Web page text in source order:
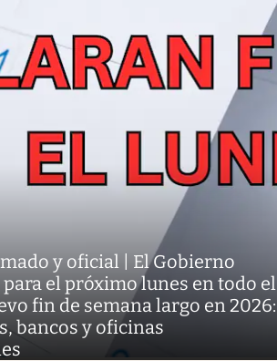
y oficial | El Gobierno
el próximo lunes en todo el
fin de semana largo en 2026:
bancos y oficinas